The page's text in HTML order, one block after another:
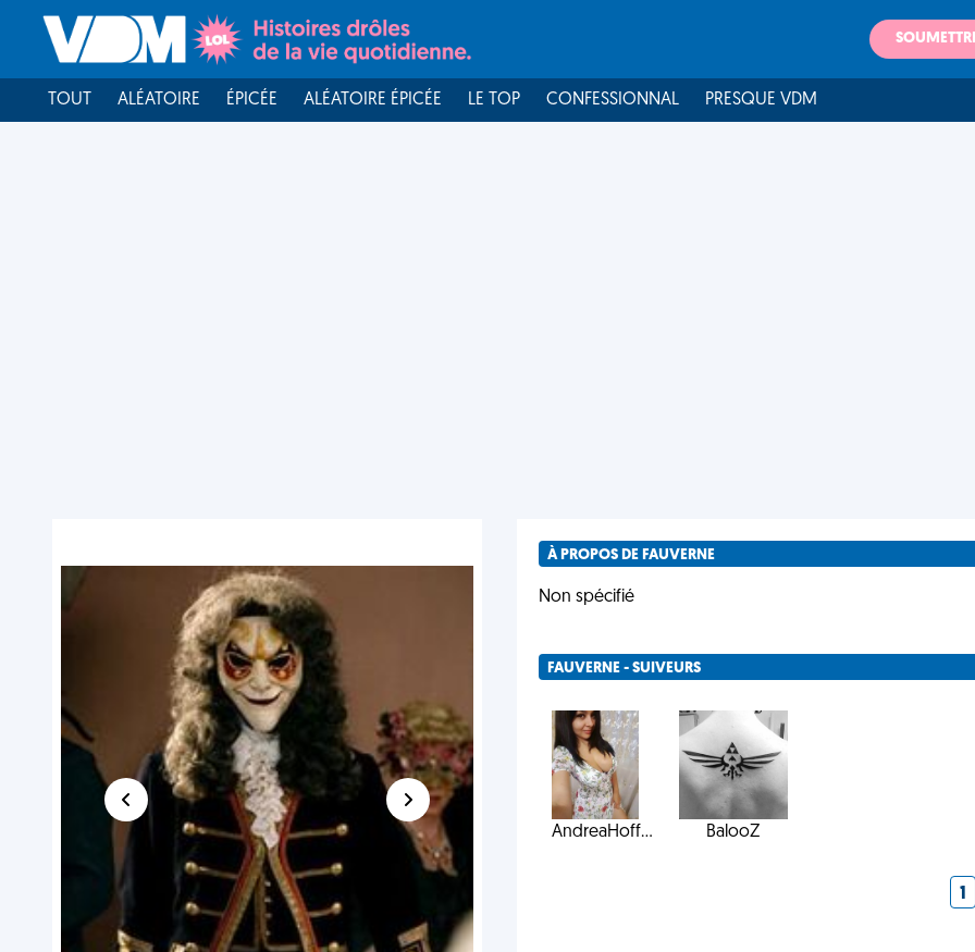
TOUT ALÉATOIRE ÉPICÉE ALÉATOIRE ÉPICÉE LE TOP CONFESSIONNAL PRESQUE VDM
À PROPOS DE FAUVERNE
Non spécifié
FAUVERNE - SUIVEURS
AndreaHoff... BalooZ
1